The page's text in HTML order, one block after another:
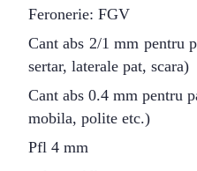
Feronerie: FGV
Cant abs 2/1 mm pentru
sertar, laterale pat, scara)
Cant abs 0.4 mm pentru
mobila, polite etc.)
Pfl 4 mm